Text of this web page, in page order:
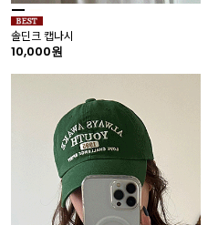
솔딘크 캡나시
10,000원